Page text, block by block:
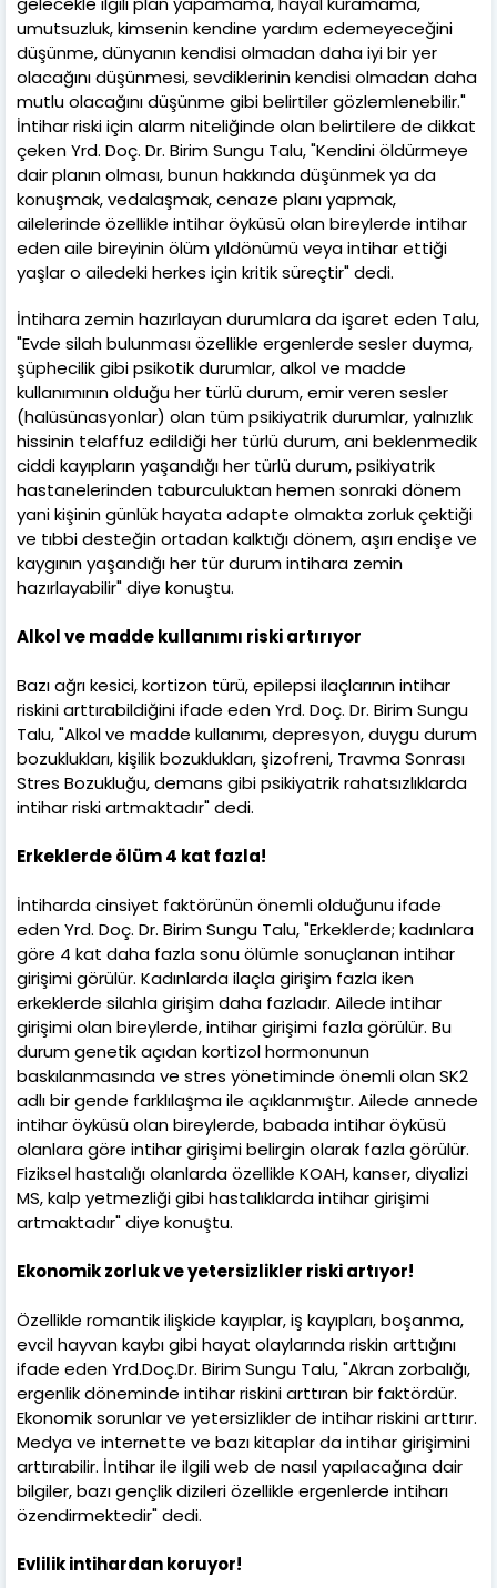
umutsuzluk, kimsenin kendine yardım edemeyeceğini
düşünme, dünyanın kendisi olmadan daha iyi bir yer
olacağını düşünmesi, sevdiklerinin kendisi olmadan daha
mutlu olacağını düşünme gibi belirtiler gözlemlenebilir."
İntihar riski için alarm niteliğinde olan belirtilere de dikkat
çeken Yrd. Doç. Dr. Birim Sungu Talu, "Kendini öldürmeye
dair planın olması, bunun hakkında düşünmek ya da
konuşmak, vedalaşmak, cenaze planı yapmak,
ailelerinde özellikle intihar öyküsü olan bireylerde intihar
eden aile bireyinin ölüm yıldönümü veya intihar ettiği
yaşlar o ailedeki herkes için kritik süreçtir" dedi.
İntihara zemin hazırlayan durumlara da işaret eden Talu,
"Evde silah bulunması özellikle ergenlerde sesler duyma,
şüphecilik gibi psikotik durumlar, alkol ve madde
kullanımının olduğu her türlü durum, emir veren sesler
(halüsünasyonlar) olan tüm psikiyatrik durumlar, yalnızlık
hissinin telaffuz edildiği her türlü durum, ani beklenmedik
ciddi kayıpların yaşandığı her türlü durum, psikiyatrik
hastanelerinden taburculuktan hemen sonraki dönem
yani kişinin günlük hayata adapte olmakta zorluk çektiği
ve tıbbi desteğin ortadan kalktığı dönem, aşırı endişe ve
kaygının yaşandığı her tür durum intihara zemin
hazırlayabilir" diye konuştu.
Alkol ve madde kullanımı riski artırıyor
Bazı ağrı kesici, kortizon türü, epilepsi ilaçlarının intihar
riskini arttırabildiğini ifade eden Yrd. Doç. Dr. Birim Sungu
Talu, "Alkol ve madde kullanımı, depresyon, duygu durum
bozuklukları, kişilik bozuklukları, şizofreni, Travma Sonrası
Stres Bozukluğu, demans gibi psikiyatrik rahatsızlıklarda
intihar riski artmaktadır" dedi.
Erkeklerde ölüm 4 kat fazla!
İntiharda cinsiyet faktörünün önemli olduğunu ifade
eden Yrd. Doç. Dr. Birim Sungu Talu, "Erkeklerde; kadınlara
göre 4 kat daha fazla sonu ölümle sonuçlanan intihar
girişimi görülür. Kadınlarda ilaçla girişim fazla iken
erkeklerde silahla girişim daha fazladır. Ailede intihar
girişimi olan bireylerde, intihar girişimi fazla görülür. Bu
durum genetik açıdan kortizol hormonunun
baskılanmasında ve stres yönetiminde önemli olan SK2
adlı bir gende farklılaşma ile açıklanmıştır. Ailede annede
intihar öyküsü olan bireylerde, babada intihar öyküsü
olanlara göre intihar girişimi belirgin olarak fazla görülür.
Fiziksel hastalığı olanlarda özellikle KOAH, kanser, diyalizi
MS, kalp yetmezliği gibi hastalıklarda intihar girişimi
artmaktadır" diye konuştu.
Ekonomik zorluk ve yetersizlikler riski artıyor!
Özellikle romantik ilişkide kayıplar, iş kayıpları, boşanma,
evcil hayvan kaybı gibi hayat olaylarında riskin arttığını
ifade eden Yrd.Doç.Dr. Birim Sungu Talu, "Akran zorbalığı,
ergenlik döneminde intihar riskini arttıran bir faktördür.
Ekonomik sorunlar ve yetersizlikler de intihar riskini arttırır.
Medya ve internette ve bazı kitaplar da intihar girişimini
arttırabilir. İntihar ile ilgili web de nasıl yapılacağına dair
bilgiler, bazı gençlik dizileri özellikle ergenlerde intiharı
özendirmektedir" dedi.
Evlilik intihardan koruyor!